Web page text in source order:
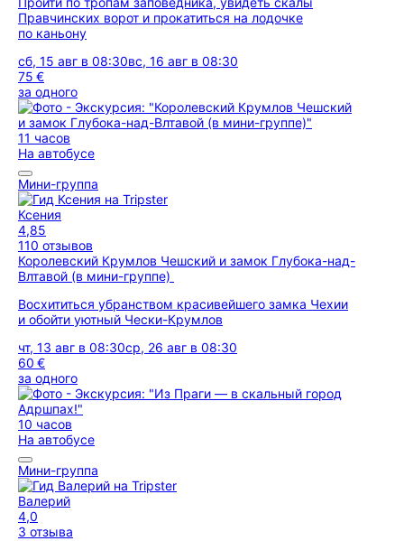
Правчинских ворот и прокатиться на лодочке
по каньону
сб, 15 авг в 08:30вс, 16 авг в 08:30
75 €
за одного
11 часов
На автобусе
Мини-группа
Ксения
4,85
110 отзывов
Королевский Крумлов Чешский и замок Глубока-над-
Влтавой (в мини-группе)
Восхититься убранством красивейшего замка Чехии
и обойти уютный Чески-Крумлов
чт, 13 авг в 08:30ср, 26 авг в 08:30
60 €
за одного
10 часов
На автобусе
Мини-группа
Валерий
4,0
3 отзыва